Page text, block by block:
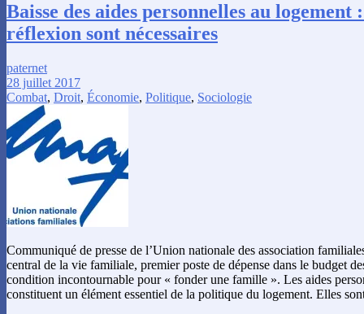
Baisse des aides personnelles au
réflexion sont nécessaires
paternet
28 juillet 2017
Combat, Droit, Économie, Politique, Sociologie
Communiqué de presse de l’Union nationale des association
central de la vie familiale, premier poste de dépense dans le budget
condition incontournable pour « fonder une famille ». Les aides
constituent un élément essentiel de la politique du logement. Elles